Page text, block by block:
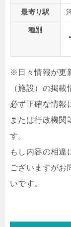
最寄り駅
種別
※日々情報が更
（施設）の掲
必ず正確な情報
または行政機関
す。
もし内容の相違
ございますがお
いです。